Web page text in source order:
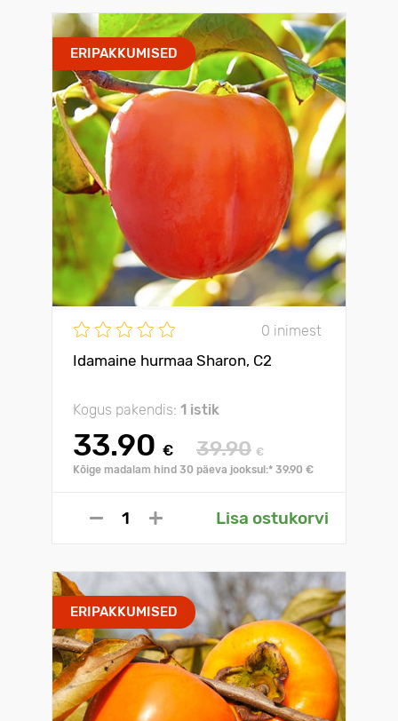
ERIPAKKUMISED
0 inimest
Idamaine hurmaa Sharon, С2
Kogus pakendis: 1 istik
33.90 € 39.90 €
Kõige madalam hind 30 päeva jooksul:* 39.90 €
Lisa ostukorvi
ERIPAKKUMISED